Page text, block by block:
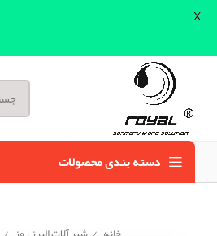
دسته بندی محصولات
X